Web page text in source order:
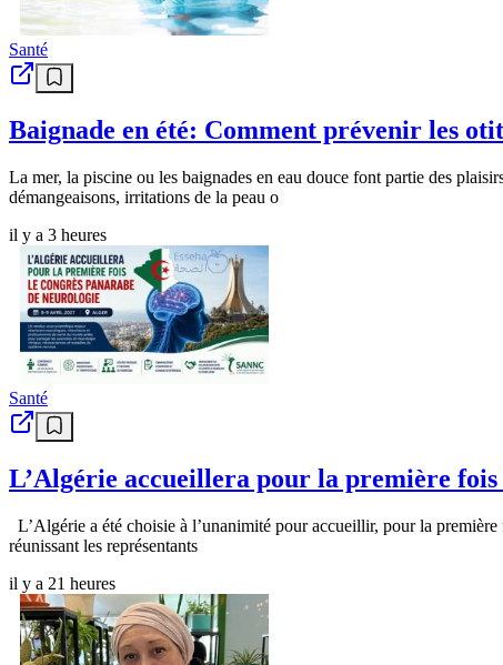
Santé
Baignade en été: Comment prévenir les
La mer, la piscine ou les baignades en eau douce font partie des
démangeaisons, irritations de la peau o
il y a 3 heures
Santé
L’Algérie accueillera pour la première
L’Algérie a été choisie à l’unanimité pour accueillir, pour la
réunissant les représentants
il y a 21 heures